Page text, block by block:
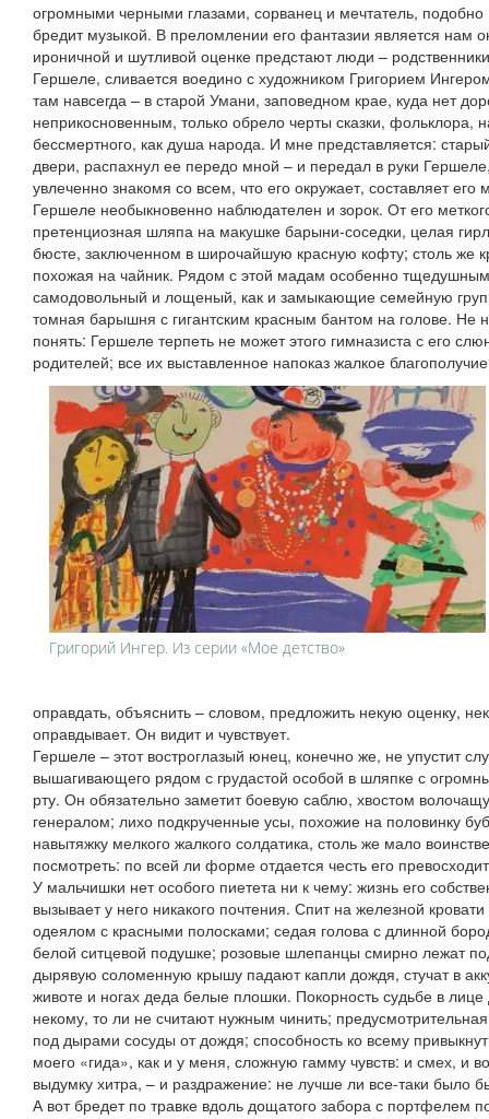
огромными черными глазами, сорванец и мечтатель,
бредит музыкой. В преломлении его фантазии является нам
ироничной и шутливой оценке предстают люди –
Гершеле, сливается воедино с художником Григорием
там навсегда – в старой Умани, заповедном крае, куда нет
неприкосновенным, только обрело черты сказки, фольклора,
бессмертного, как душа народа. И мне представляется:
двери, распахнул ее передо мной – и передал в руки
увлеченно знакомя со всем, что его окружает, составляет его
Гершеле необыкновенно наблюдателен и зорок. От его
претенциозная шляпа на макушке барыни-соседки, целая
бюсте, заключенном в широчайшую красную кофту; столь же
похожая на чайник. Рядом с этой мадам особенно тщедушным
самодовольный и лощеный, как и замыкающие семейную
томная барышня с гигантским красным бантом на голове. Не
понять: Гершеле терпеть не может этого гимназиста с его
родителей; все их выставленное напоказ жалкое
Григорий Ингер. Из серии «Мое детство»
оправдать, объяснить – словом, предложить некую оценку,
оправдывает. Он видит и чувствует.
Гершеле – этот востроглазый юнец, конечно же, не упустит
вышагивающего рядом с грудастой особой в шляпке с
рту. Он обязательно заметит боевую саблю, хвостом
генералом; лихо подкрученные усы, похожие на половинку
навытяжку мелкого жалкого солдатика, столь же мало
посмотреть: по всей ли форме отдается честь его
У мальчишки нет особого пиетета ни к чему: жизнь его
вызывает у него никакого почтения. Спит на железной
одеялом с красными полосками; седая голова с длинной
белой ситцевой подушке; розовые шлепанцы смирно лежат
дырявую соломенную крышу падают капли дождя, стучат в
животе и ногах деда белые плошки. Покорность судьбе в
некому, то ли не считают нужным чинить;
под дырами сосуды от дождя; способность ко всему
моего «гида», как и у меня, сложную гамму чувств: и смех, и
выдумку хитра, – и раздражение: не лучше ли все-таки было
А вот бредет по травке вдоль дощатого забора с